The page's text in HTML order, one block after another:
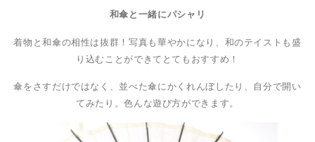
和傘と一緒にパシャリ
着物と和傘の相性は抜群！写真も華やかになり、和のテイストも盛
り込むことができてとてもおすすめ！
傘をさすだけではなく、並べた傘にかくれんぼしたり、自分で開い
てみたり。色んな遊び方ができます。